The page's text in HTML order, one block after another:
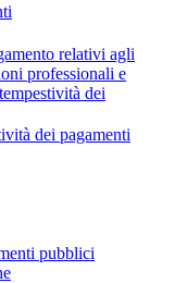
relativi agli
professionali e
dei
dei pagamenti
pubblici